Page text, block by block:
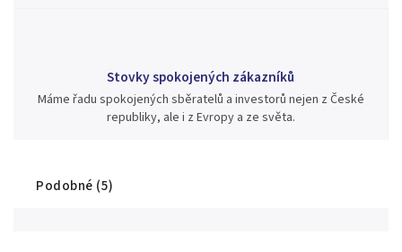
Stovky spokojených zákazníků
Máme řadu spokojených sběratelů a investorů nejen z České
republiky, ale i z Evropy a ze světa.
Podobné (5)